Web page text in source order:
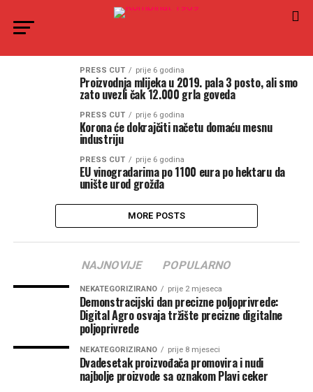
PRESS CUT prije 6 godina
Proizvodnja mlijeka u 2019. pala 3 posto, ali smo
zato uvezli čak 12.000 grla goveda
PRESS CUT prije 6 godina
Korona će dokrajčiti načetu domaću mesnu
industriju
PRESS CUT prije 6 godina
EU vinogradarima po 1100 eura po hektaru da
unište urod grožđa
MORE POSTS
NAJNOVIJE POPULARNO
NEKATEGORIZIRANO prije 2 mjeseca
Demonstracijski dan precizne poljoprivrede:
Digital Agro osvaja tržište precizne digitalne
poljoprivrede
NEKATEGORIZIRANO prije 8 mjeseci
Dvadesetak proizvođača promovira i nudi
najbolje proizvode sa oznakom Plavi ceker